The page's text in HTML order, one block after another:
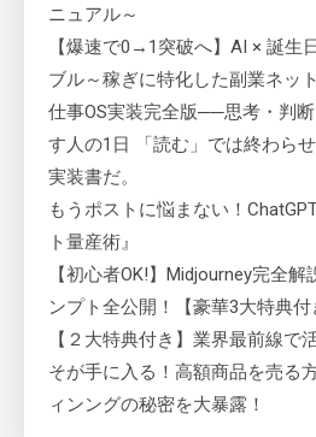
ニュアル～
【爆速で0→1突破へ】AI × 誕生
ブル～稼ぎに特化した副業ネッ
仕事OS実装完全版──思考・判
す人の1日 「読む」では終わら
実装書だ。
もうポストに悩まない！
ト量産術』
【初心者OK!】Midjourney完全
ンプト全公開！【豪華3大特典付
【２大特典付き】業界最前線で
そが手に入る！高額商品を売る
ィンングの秘密を大暴露！